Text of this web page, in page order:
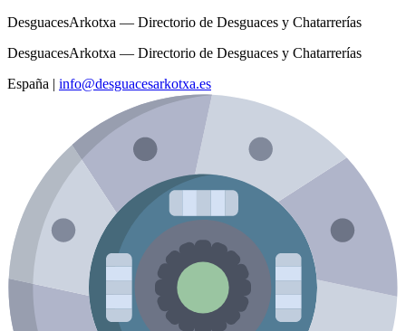
DesguacesArkotxa — Directorio de Desguaces y Chatarrerías
DesguacesArkotxa — Directorio de Desguaces y Chatarrerías
España | info@desguacesarkotxa.es